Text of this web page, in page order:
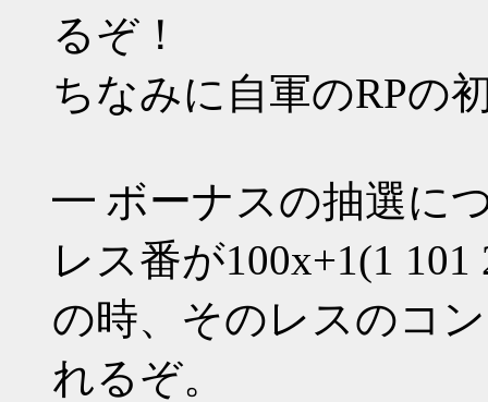
るぞ！
ちなみに自軍のRPの
━ ボーナスの抽選に
レス番が100x+1(1 101
の時、そのレスのコ
れるぞ。